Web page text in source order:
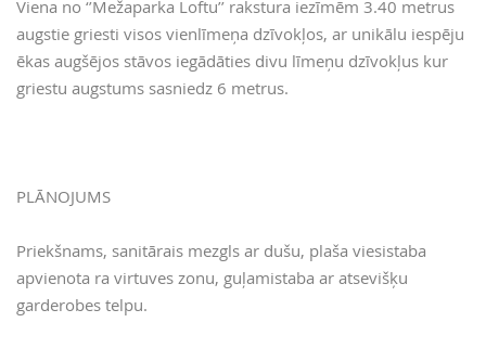
Viena no ‘’Mežaparka Loftu’’ rakstura iezīmēm 3.40 metrus
augstie griesti visos vienlīmeņa dzīvokļos, ar unikālu iespēju
ēkas augšējos stāvos iegādāties divu līmeņu dzīvokļus kur
griestu augstums sasniedz 6 metrus.
PLĀNOJUMS
Priekšnams, sanitārais mezgls ar dušu, plaša viesistaba
apvienota ra virtuves zonu, guļamistaba ar atsevišķu
garderobes telpu.